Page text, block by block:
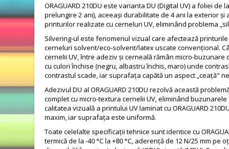
ORAGUARD 210DU este varianta DU (Digital UV) a foliei
prelungire 2 ani), aceeași durabilitate de 4 ani la exterior
printurilor realizate cu cerneluri UV, eliminând problema
Silvering-ul este fenomenul vizual care afectează
cerneluri solvent/eco-solvent/latex uscate convențional.
cernelii UV, între adeziv și cerneală rămân micro-
cu culori închise (negru, albastru închis, maro) unde
contrastul scade, iar suprafața capătă un aspect „ceață"
Adezivul DU al ORAGUARD 210DU rezolvă această
complet cu micro-textura cernelii UV, eliminând
calitatea vizuală a printului UV laminat cu ORAGUARD
maxim, iar suprafața este uniformă.
Toate celelalte specificații tehnice sunt identice cu
termică de la -40 °C la +80 °C, aderență de 12 N/25 mm